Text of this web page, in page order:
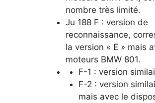
nombre très limité.
Ju 188 F : version de
reconnaissance,
la version « E » mais
moteurs BMW 801.
F-1 : version
F-2 : version
mais avec le